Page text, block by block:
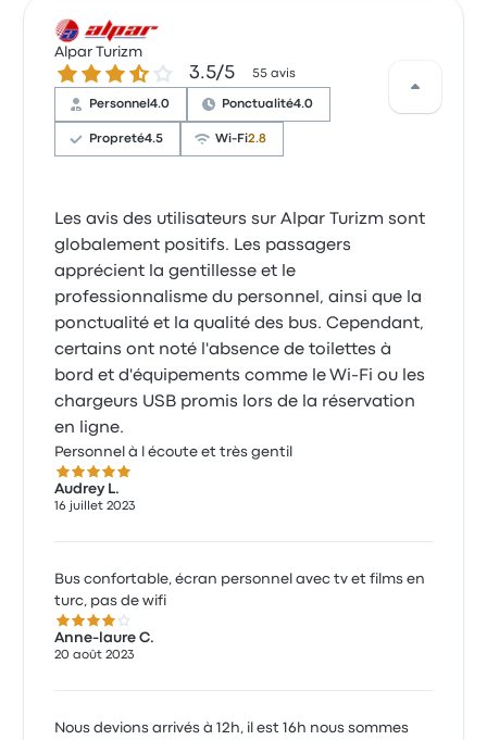
Alpar Turizm
3.5 sur 5 étoiles 3.5/5 55 avis
Personnel4.0 Ponctualité4.0
Propreté4.5 Wi-Fi2.8
Les avis des utilisateurs sur Alpar Turizm sont
globalement positifs. Les passagers
apprécient la gentillesse et le
professionnalisme du personnel, ainsi que la
ponctualité et la qualité des bus. Cependant,
certains ont noté l'absence de toilettes à
bord et d'équipements comme le Wi-Fi ou les
chargeurs USB promis lors de la réservation
en ligne.
Personnel à l écoute et très gentil
5.0 sur 5 étoiles
Audrey L.
16 juillet 2023
Bus confortable, écran personnel avec tv et films en
turc, pas de wifi
4.0 sur 5 étoiles
Anne-laure C.
20 août 2023
Nous devions arrivés à 12h, il est 16h nous sommes